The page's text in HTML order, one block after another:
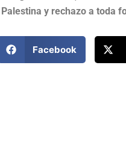
y rechazo a toda
Facebook